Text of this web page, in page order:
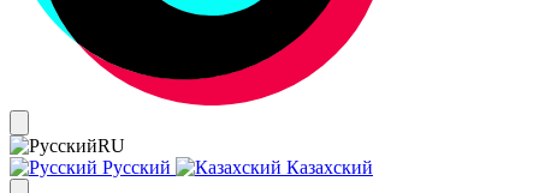
RU
Русский
Казахский